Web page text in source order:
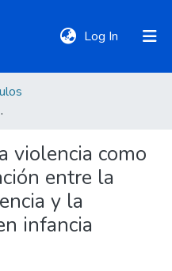
Log In (current)
agresiva en infancia
violencia como
entre la
y la
infancia